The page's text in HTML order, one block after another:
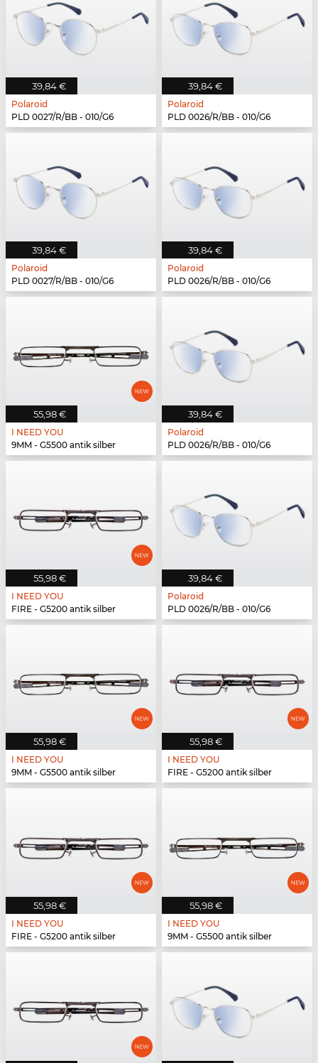
39,84 €
Polaroid
PLD 0027/R/BB - 010/G6
39,84 €
Polaroid
PLD 0026/R/BB - 010/G6
39,84 €
Polaroid
PLD 0027/R/BB - 010/G6
39,84 €
Polaroid
PLD 0026/R/BB - 010/G6
55,98 €
I NEED YOU
9MM - G5500 antik silber
39,84 €
Polaroid
PLD 0026/R/BB - 010/G6
55,98 €
I NEED YOU
FIRE - G5200 antik silber
39,84 €
Polaroid
PLD 0026/R/BB - 010/G6
55,98 €
I NEED YOU
9MM - G5500 antik silber
55,98 €
I NEED YOU
FIRE - G5200 antik silber
55,98 €
I NEED YOU
FIRE - G5200 antik silber
55,98 €
I NEED YOU
9MM - G5500 antik silber